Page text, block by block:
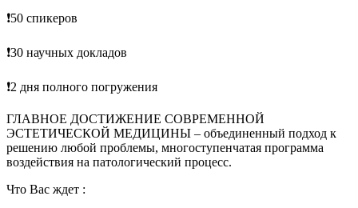
❗50 спикеров
❗30 научных докладов
❗2 дня полного погружения
ГЛАВНОЕ ДОСТИЖЕНИЕ СОВРЕМЕННОЙ
ЭСТЕТИЧЕСКОЙ МЕДИЦИНЫ – объединенный подход к
решению любой проблемы, многоступенчатая программа
воздействия на патологический процесс.
Что Вас ждет :